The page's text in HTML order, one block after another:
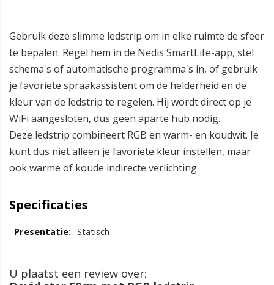
Gebruik deze slimme ledstrip om in elke ruimte de sfeer
te bepalen. Regel hem in de Nedis SmartLife-app, stel
schema's of automatische programma's in, of gebruik
je favoriete spraakassistent om de helderheid en de
kleur van de ledstrip te regelen. Hij wordt direct op je
WiFi aangesloten, dus geen aparte hub nodig.
Deze ledstrip combineert RGB en warm- en koudwit. Je
kunt dus niet alleen je favoriete kleur instellen, maar
ook warme of koude indirecte verlichting
Specificaties
Statisch
U plaatst een review over: